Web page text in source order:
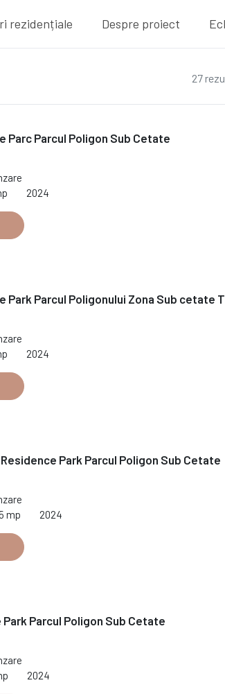
rezidențiale Despre proiect
27
Parc Parcul Poligon Sub Cetate
2024
Park Parcul Poligonului Zona Sub cetate T
2024
Park Parcul Poligon Sub Cetate
mp 2024
Parcul Poligon Sub Cetate
2024